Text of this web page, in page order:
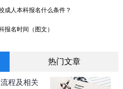
成人本科报名什么条件？
报名时间（图文）
热门文章
程及相关